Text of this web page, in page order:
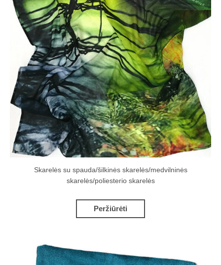
Skarelės su spauda/šilkinės skarelės/medvilninės
skarelės/poliesterio skarelės
Peržiūrėti